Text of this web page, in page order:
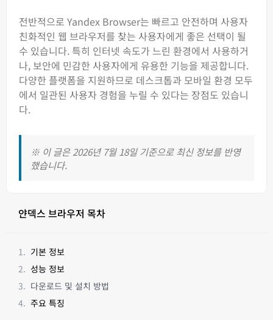
전반적으로 Yandex Browser는 빠르고 안전하며 사용자
친화적인 웹 브라우저를 찾는 사용자에게 좋은 선택이 될
수 있습니다. 특히 인터넷 속도가 느린 환경에서 사용하거
나, 보안에 민감한 사용자에게 유용한 기능을 제공합니다.
다양한 플랫폼을 지원하므로 데스크톱과 모바일 환경 모두
에서 일관된 사용자 경험을 누릴 수 있다는 장점도 있습니
다.
※ 이 글은 2026년 7월 18일 기준으로 최신 정보를 반영
했습니다.
얀덱스 브라우저 목차
기본 정보
성능 정보
다운로드 및 설치 방법
주요 특징